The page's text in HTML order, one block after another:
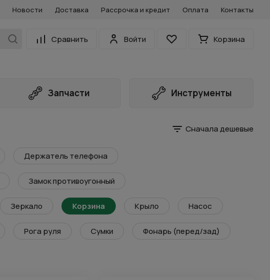
Новости Доставка Рассрочка и кредит Оплата Контакты
Сравнить
Войти
Избранное Корзина
Запчасти Инструменты
Сначала дешевые
Держатель телефона
Замок противоугонный
Зеркало Корзина Крыло Насос
Рога руля Сумки Фонарь (перед/зад)